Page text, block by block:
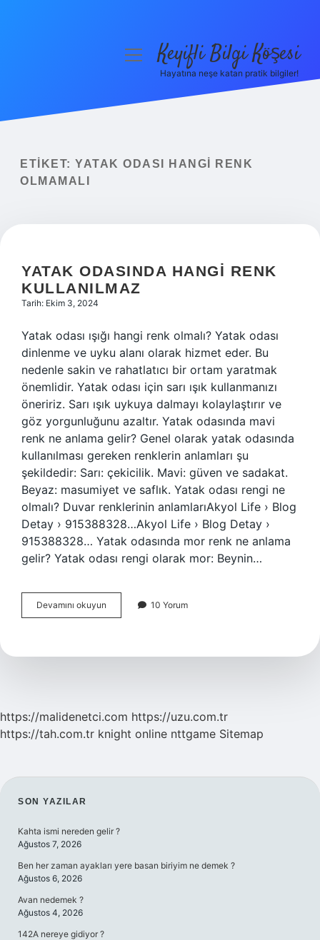
Yasal Uyarı
menüyüKeyifli Bilgi Köşesi
Hayatına neşe katan pratik bilgiler!
ETIKET: YATAK ODASI HANGI RENK
OLMAMALI
YATAK ODASINDA HANGI RENK
KULLANILMAZ
Tarih: Ekim 3, 2024
Yatak odası ışığı hangi renk olmalı? Yatak odası
dinlenme ve uyku alanı olarak hizmet eder. Bu
nedenle sakin ve rahatlatıcı bir ortam yaratmak
önemlidir. Yatak odası için sarı ışık kullanmanızı
öneririz. Sarı ışık uykuya dalmayı kolaylaştırır ve
göz yorgunluğunu azaltır. Yatak odasında mavi
renk ne anlama gelir? Genel olarak yatak odasında
kullanılması gereken renklerin anlamları şu
şekildedir: Sarı: çekicilik. Mavi: güven ve sadakat.
Beyaz: masumiyet ve saflık. Yatak odası rengi ne
olmalı? Duvar renklerinin anlamlarıAkyol Life › Blog
Detay › 915388328…Akyol Life › Blog Detay ›
915388328… Yatak odasında mor renk ne anlama
gelir? Yatak odası rengi olarak mor: Beynin…
Devamını okuyun
Odasında
Kullanılmaz
10 Yorum
https://malidenetci.com https://uzu.com.tr
https://tah.com.tr knight online nttgame Sitemap
SIDEBAR
SON YAZILAR
Kahta ismi nereden gelir ?
Ağustos 7, 2026
Ben her zaman ayakları yere basan biriyim ne demek ?
Ağustos 6, 2026
Avan nedemek ?
Ağustos 4, 2026
142A nereye gidiyor ?